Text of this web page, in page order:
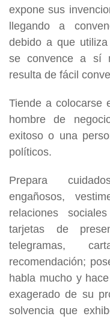
expone sus
llegando a
debido a que
se convence a sí
resulta de fácil
Tiende a colocarse
hombre de
exitoso o una
políticos.
Prepara
engañosos,
relaciones
tarjetas de
telegramas,
recomendación;
habla mucho y
exagerado de su
solvencia que